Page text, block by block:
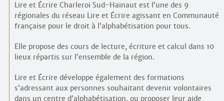
Lire et Écrire Charleroi Sud-Hainaut est l’une des 9
régionales du réseau Lire et Écrire agissant en Communauté
française pour le droit à l’alphabétisation pour tous.
Elle propose des cours de lecture, écriture et calcul dans 10
lieux répartis sur l’ensemble de la région.
Lire et Écrire développe également des formations
s’adressant aux personnes souhaitant devenir volontaires
dans un centre d’alphabétisation, ou proposer leur aide